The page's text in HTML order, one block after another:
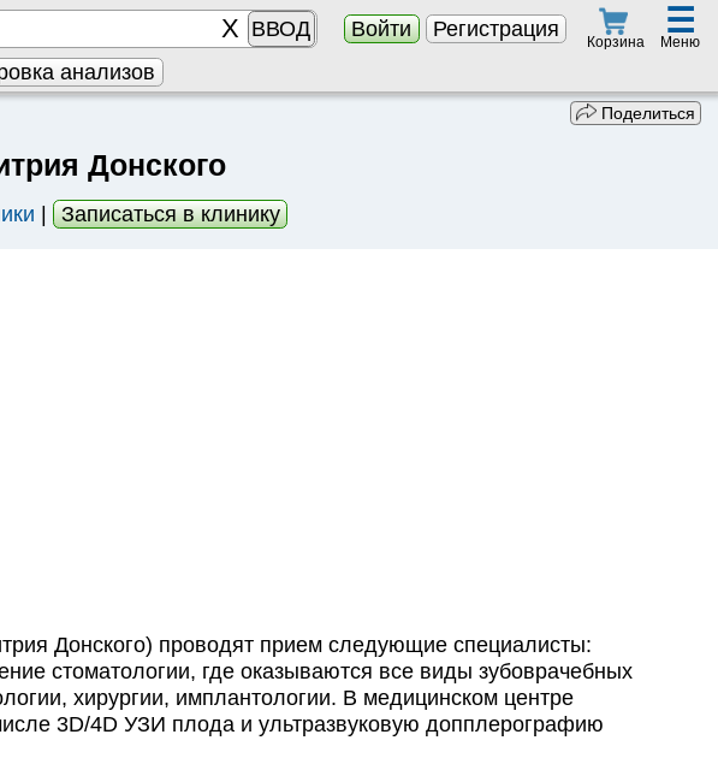
ВВОД Войти Регистрация
Корзина
☰
Меню
анализов
Поделиться
Донского
| Записаться в клинику
Донского) проводят прием следующие специалисты:
стоматологии, где оказываются все виды зубоврачебных
хирургии, имплантологии. В медицинском центре
3D/4D УЗИ плода и ультразвуковую допплерографию